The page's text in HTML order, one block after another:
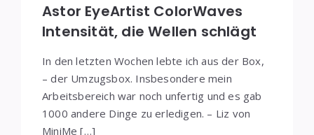
Astor EyeArtist ColorWaves
Intensität, die Wellen schlägt
In den letzten Wochen lebte ich aus der Box,
– der Umzugsbox. Insbesondere mein
Arbeitsbereich war noch unfertig und es gab
1000 andere Dinge zu erledigen. – Liz von
MiniMe […]